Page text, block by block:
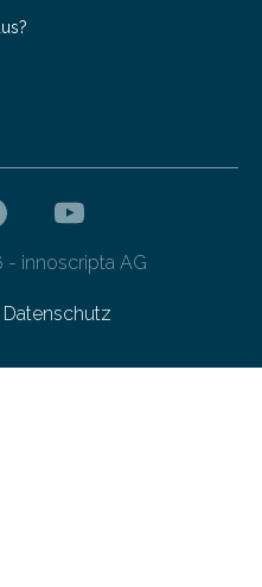
innoscripta AG
Datenschutz